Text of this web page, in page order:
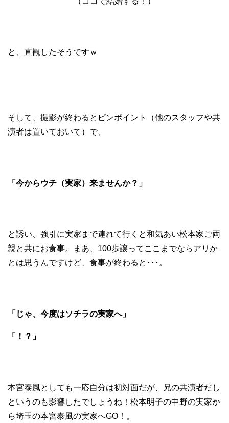
と、直観したそうですｗ
そして、撮影が終わるとピンポイント（他のスタッフや共
演者は置いておいて）で、
「今からウチ（実家）来ませんか？」
と誘い、強引に実家まで連れて行くと和気あい松本家ご両
親と共にお食事。まあ、100歩譲ってここまでならアリか
とは思うんですけど、食事が終わると･･･。
「じゃ、今度はソチラの実家へ」
「！？」
本宮泰風としても一応自分は初対面だが、兄の共演者だし
というのも影響したでしょうね！松本明子の中野の実家か
ら埼玉の本宮泰風の実家へGO！。